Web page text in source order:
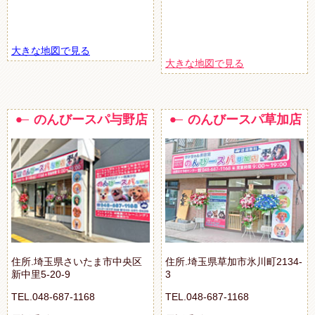
大きな地図で見る
大きな地図で見る
のんびースパ与野店
住所.埼玉県さいたま市中央区
新中里5-20-9
TEL.048-687-1168
のんびースパ草加店
住所.埼玉県草加市氷川町2134-
3
TEL.048-687-1168